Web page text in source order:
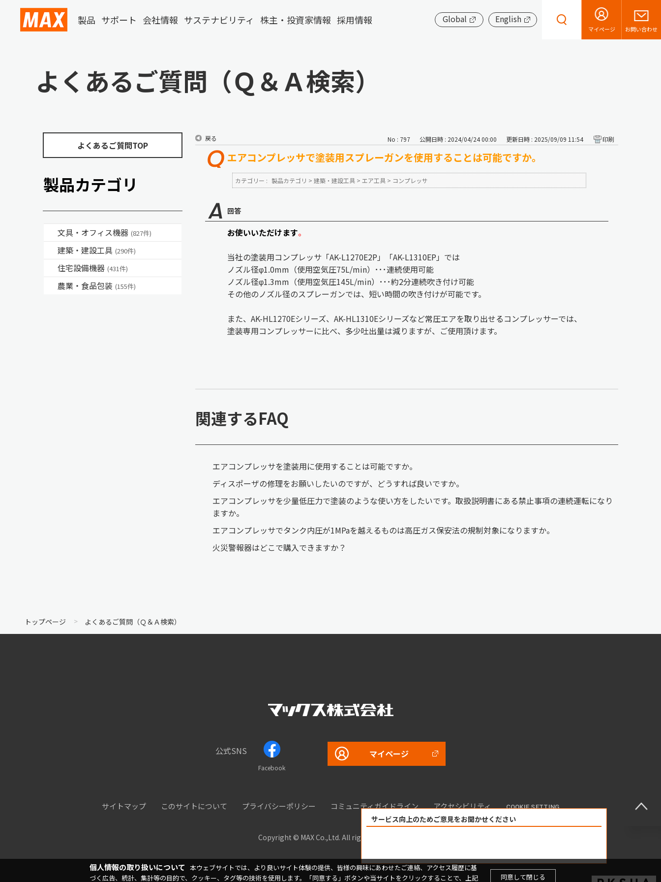
製品 サポート 会社情報 サステナビリティ 株主・投資家情報 採用情報 Global English
マイページ お問い合わせ
よくあるご質問（Ｑ＆Ａ検索）
よくあるご質問TOP
製品カテゴリ
文具・オフィス機器 (827件)
建築・建設工具 (290件)
住宅設備機器 (431件)
農業・食品包装 (155件)
戻る No : 797 公開日時 : 2024/04/24 00:00 更新日時 : 2025/09/09 11:54 印刷
エアコンプレッサで塗装用スプレーガンを使用することは可能ですか。
カテゴリー : 製品カテゴリ > 建築・建設工具 > エア工具 > コンプレッサ
回答
お使いいただけます。
当社の塗装用コンプレッサ「AK-L1270E2P」「AK-L1310EP」では
ノズル径φ1.0mm（使用空気圧75L/min）･･･連続使用可能
ノズル径φ1.3mm（使用空気圧145L/min）･･･約2分連続吹き付け可能
その他のノズル径のスプレーガンでは、短い時間の吹き付けが可能です。
また、AK-HL1270Eシリーズ、AK-HL1310Eシリーズなど常圧エアを取り出せるコンプレッサーでは、
塗装専用コンプレッサーに比べ、多少吐出量は減りますが、ご使用頂けます。
サービス向上のためご意見をお聞かせください
関連するFAQ
エアコンプレッサを塗装用に使用することは可能ですか。
ディスポーザの修理をお願いしたいのですが、どうすれば良いですか。
エアコンプレッサを少量低圧力で塗装のような使い方をしたいです。取扱説明書にある禁止事項の連続運転になり
ますか。
エアコンプレッサでタンク内圧が1MPaを越えるものは高圧ガス保安法の規制対象になりますか。
火災警報器はどこで購入できますか？
トップページ よくあるご質問（Ｑ＆Ａ検索）
公式SNS
Facebook
マイページ
サイトマップ このサイトについて プライバシーポリシー コミュニティガイドライン アクセシビリティ COOKIE SETTING
Copyright © MAX Co.,Ltd. All rights reserved.
個人情報の取り扱いについて 本ウェブサイトでは、より良いサイト体験の提供、皆様の興味にあわせたご連絡、アクセス履歴に基
づく広告、統計、集計等の目的で、クッキー、タグ等の技術を使用します。「同意する」ボタンや当サイトをクリックすることで、上記
同意して閉じる